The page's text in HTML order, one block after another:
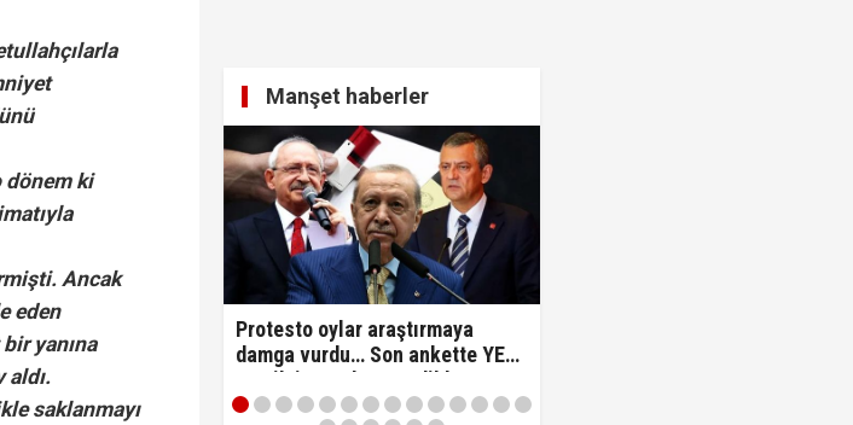
dönem ki
Ancak
eden
yanına
aldı.
saklanmayı
Manşet haberler
Protesto oylar araştırmaya
damga vurdu… Son ankette YENİ
Parti'nin sıralaması dikkat
çekti!